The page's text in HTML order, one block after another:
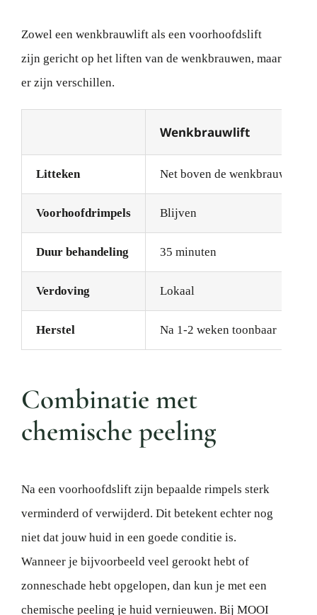
Zowel een wenkbrauwlift als een voorhoofdslift
zijn gericht op het liften van de wenkbrauwen, maar
er zijn verschillen.
Wenkbrauwlift
Litteken Net boven de wenkbrauw
Voorhoofdrimpels Blijven
Duur behandeling 35 minuten
Verdoving Lokaal
Herstel Na 1-2 weken toonbaar
Combinatie met
chemische peeling
Na een voorhoofdslift zijn bepaalde rimpels sterk
verminderd of verwijderd. Dit betekent echter nog
niet dat jouw huid in een goede conditie is.
Wanneer je bijvoorbeeld veel gerookt hebt of
zonneschade hebt opgelopen, dan kun je met een
chemische peeling je huid vernieuwen. Bij MOOI